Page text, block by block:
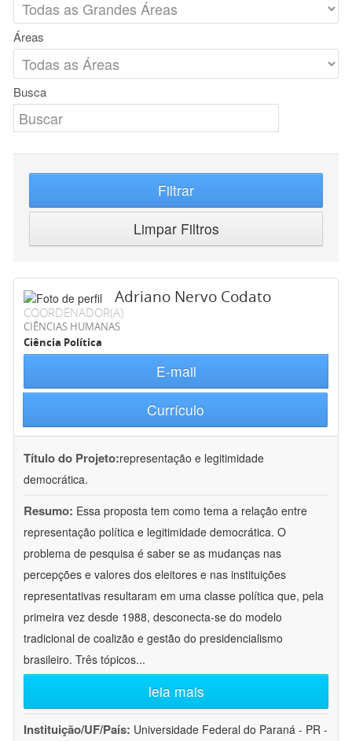
Áreas
Busca
Filtrar
Limpar Filtros
Adriano Nervo Codato
COORDENADOR(A)
CIÊNCIAS HUMANAS
Ciência Política
E-mail
Currículo
Título do Projeto:representação e legitimidade
democrática.
Resumo: Essa proposta tem como tema a relação entre
representação política e legitimidade democrática. O
problema de pesquisa é saber se as mudanças nas
percepções e valores dos eleitores e nas instituições
representativas resultaram em uma classe política que, pela
primeira vez desde 1988, desconecta-se do modelo
tradicional de coalizão e gestão do presidencialismo
brasileiro. Três tópicos...
leia mais
Instituição/UF/País: Universidade Federal do Paraná - PR -